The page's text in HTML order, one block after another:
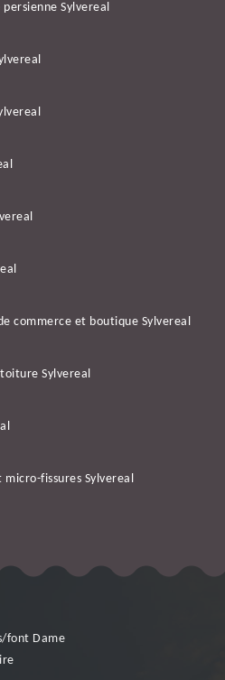
Sylvereal
commerce et boutique Sylvereal
Sylvereal
fissures Sylvereal
font Dame